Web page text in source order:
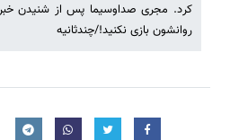
کرد. مجری صداوسیما پس از شنیدن
روانشون بازی نکنید!/چندثانیه